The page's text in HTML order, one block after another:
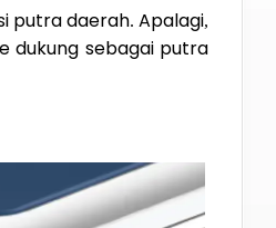
putra daerah. Apalagi,
dukung sebagai putra